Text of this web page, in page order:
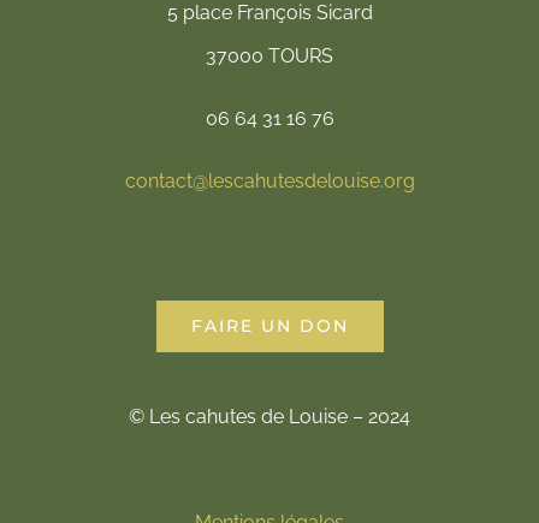
5 place François Sicard
37000 TOURS
06 64 31 16 76
contact@lescahutesdelouise.org
FAIRE UN DON
© Les cahutes de Louise – 2024